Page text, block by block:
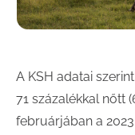
A KSH adatai
71 százalékkal nőtt
februárjában a